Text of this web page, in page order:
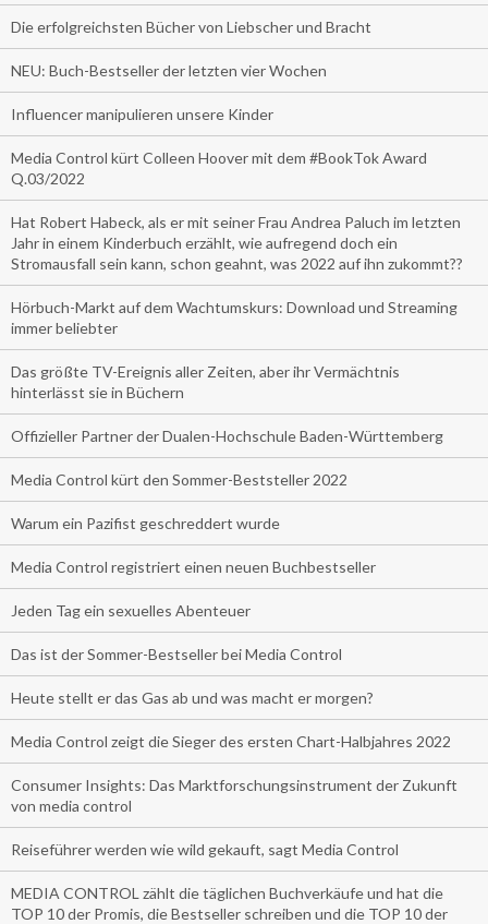
Die erfolgreichsten Bücher von Liebscher und Bracht
NEU: Buch-Bestseller der letzten vier Wochen
Influencer manipulieren unsere Kinder
Media Control kürt Colleen Hoover mit dem #BookTok Award
Q.03/2022
Hat Robert Habeck, als er mit seiner Frau Andrea Paluch im letzten
Jahr in einem Kinderbuch erzählt, wie aufregend doch ein
Stromausfall sein kann, schon geahnt, was 2022 auf ihn zukommt??
Hörbuch-Markt auf dem Wachtumskurs: Download und Streaming
immer beliebter
Das größte TV-Ereignis aller Zeiten, aber ihr Vermächtnis
hinterlässt sie in Büchern
Offizieller Partner der Dualen-Hochschule Baden-Württemberg
Media Control kürt den Sommer-Beststeller 2022
Warum ein Pazifist geschreddert wurde
Media Control registriert einen neuen Buchbestseller
Jeden Tag ein sexuelles Abenteuer
Das ist der Sommer-Bestseller bei Media Control
Heute stellt er das Gas ab und was macht er morgen?
Media Control zeigt die Sieger des ersten Chart-Halbjahres 2022
Consumer Insights: Das Marktforschungsinstrument der Zukunft
von media control
Reiseführer werden wie wild gekauft, sagt Media Control
MEDIA CONTROL zählt die täglichen Buchverkäufe und hat die
TOP 10 der Promis, die Bestseller schreiben und die TOP 10 der